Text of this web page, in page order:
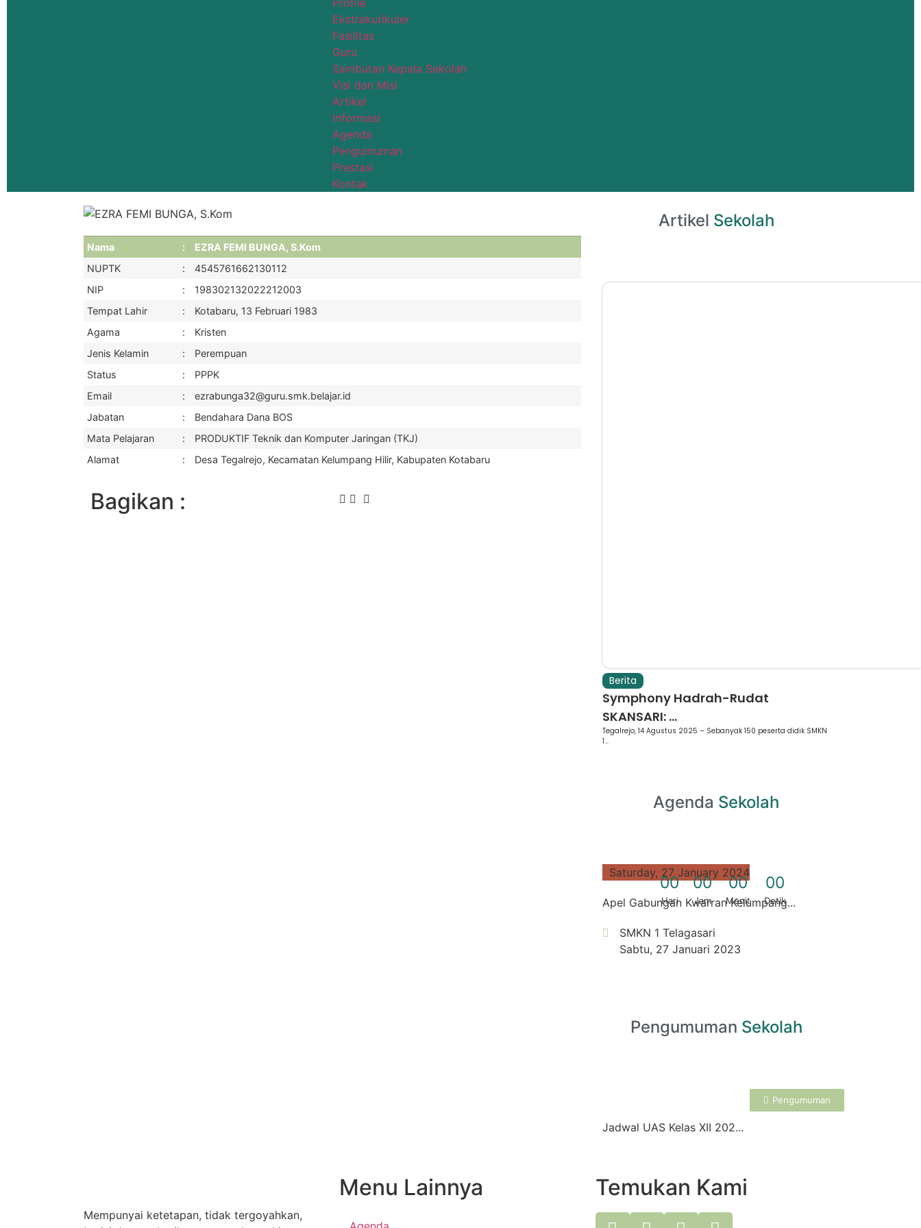
Profile
Ekstrakurikuler
Fasilitas
Guru
Sambutan Kepala Sekolah
Visi dan Misi
Artikel
Informasi
Agenda
Pengumuman
Prestasi
Kontak
Nama :
EZRA FEMI BUNGA, S.Kom
NUPTK
:
4545761662130112
NIP
:
198302132022212003
Tempat Lahir
:
Kotabaru, 13 Februari 1983
Agama
:
Kristen
Jenis Kelamin
:
Perempuan
Status
:
PPPK
Email
:
ezrabunga32@guru.smk.belajar.id
Jabatan
:
Bendahara Dana BOS
Mata Pelajaran
:
PRODUKTIF Teknik dan Komputer Jaringan (TKJ)
Alamat
: Desa Tegalrejo, Kecamatan Kelumpang Hilir, Kabupaten Kotabaru
Bagikan :
Artikel Sekolah
Berita
Symphony Hadrah-Rudat
SKANSARI: ...
Tegalrejo, 14 Agustus 2025 – Sebanyak 150 peserta didik SMKN
1...
Agenda Sekolah
Saturday, 27 January 2024
Apel Gabungan Kwarran Kelumpang...
SMKN 1 Telagasari
Sabtu, 27 Januari 2023
00
Hari
00
Jam
00
Menit
00
Detik
Pengumuman Sekolah
Pengumuman
Jadwal UAS Kelas XII 202...
Mempunyai ketetapan, tidak tergoyahkan,
Menu Lainnya Temukan Kami